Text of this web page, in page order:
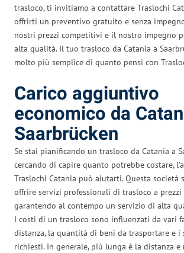
trasloco, ti invitiamo a contattare Traslochi
offrirti un preventivo gratuito e senza
nostri prezzi competitivi e il nostro impegno
alta qualità. Il tuo trasloco da Catania a
molto più semplice di quanto pensi con
Carico aggiuntivo
economico da
Saarbrücken
Se stai pianificando un trasloco da Catania a
cercando di capire quanto potrebbe costare,
Traslochi Catania può aiutarti. Questa società
offrire servizi professionali di trasloco a
garantendo al contempo un servizio di alta
I costi di un trasloco sono influenzati da vari
distanza, la quantità di beni da trasportare e
richiesti. In generale, più lunga è la distanza e